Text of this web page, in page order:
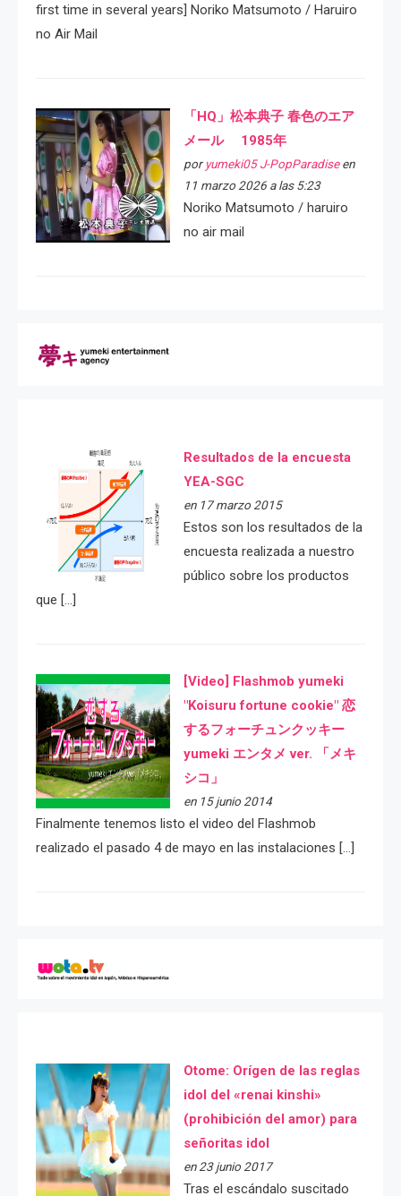
first time in several years] Noriko Matsumoto / Haruiro
no Air Mail
「HQ」松本典子 春色のエア
メール 1985年
por yumeki05 J-PopParadiseen
11 marzo 2026 a las 5:23
Noriko Matsumoto / haruiro
no air mail
Resultados de la encuesta
YEA-SGC
en 17 marzo 2015
Estos son los resultados de la
encuesta realizada a nuestro
público sobre los productos
que […]
[Video] Flashmob yumeki
"Koisuru fortune cookie" 恋
するフォーチュンクッキー
yumeki エンタメ ver. 「メキ
シコ」
en 15 junio 2014
Finalmente tenemos listo el video del Flashmob
realizado el pasado 4 de mayo en las instalaciones […]
Otome: Orígen de las reglas
idol del «renai kinshi»
(prohibición del amor) para
señoritas idol
en 23 junio 2017
Tras el escándalo suscitado